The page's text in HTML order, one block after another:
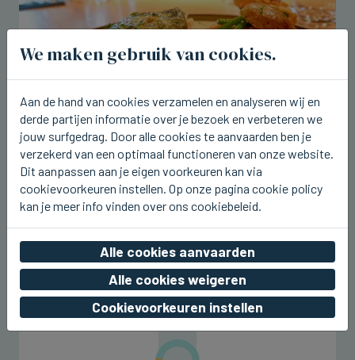
BRUGGE
Tartaar van tonijn en zonnevis op de
nieuwe weeklunch bij Breydel de
Coninc
do 06 augustus 2026, 17:43
We maken gebruik van cookies.
Aan de hand van cookies verzamelen en analyseren wij en
derde partijen informatie over je bezoek en verbeteren we
jouw surfgedrag. Door alle cookies te aanvaarden ben je
verzekerd van een optimaal functioneren van onze website.
Dit aanpassen aan je eigen voorkeuren kan via
cookievoorkeuren instellen. Op onze pagina cookie policy
kan je meer info vinden over ons cookiebeleid.
Alle cookies aanvaarden
Alle cookies weigeren
Cookievoorkeuren instellen